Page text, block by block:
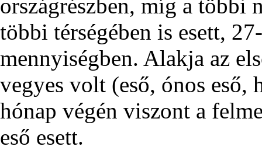
országrészben, míg a többi
többi térségében is esett,
mennyiségben. Alakja az
vegyes volt (eső, ónos eső,
hónap végén viszont a
eső esett.